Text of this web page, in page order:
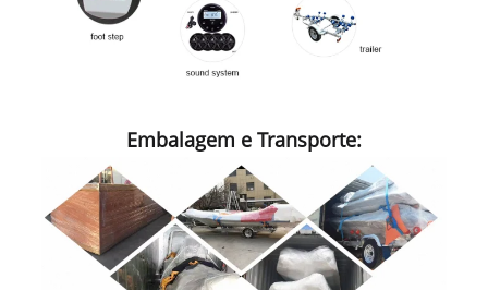
Embalagem e Transporte: